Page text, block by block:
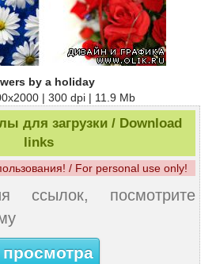
by a holiday
| 300 dpi | 11.9 Mb
для загрузки / Download
links
/ For personal use only!
ссылок, посмотрите